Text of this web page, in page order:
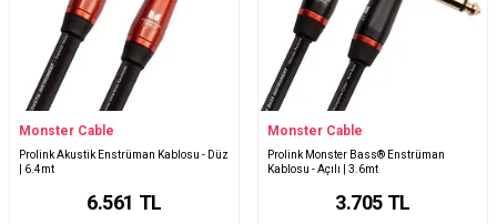
Monster Cable
Prolink Akustik Enstrüman Kablosu - Düz
| 6.4mt
6.561 TL
Monster Cable
Prolink Monster Bass® Enstrüman
Kablosu - Açılı | 3.6mt
3.705 TL